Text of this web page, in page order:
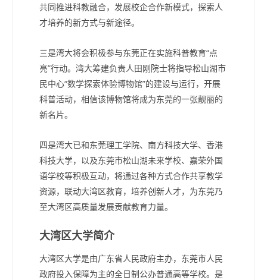
共同推进科教融合，发展校企合作新模式，探索人
才培养的新方式与新途径。
三是湾大将会积极参与东莞正在实施科普教育“点
亮”行动。湾大筹建负责人田刚院士将指导松山湖市
民中心“数学探索体验博物馆”的建设与运行，开展
科普活动，相信该博物馆将成为东莞的一张靓丽的
新名片。
四是湾大已和东莞理工学院、南方科技大学、香港
科技大学，以及东莞市松山湖未来学校、嘉荣外国
语学校等积极互动，将通过各种方式合作共享教学
资源，联动大湾区教育，培养创新人才，为东莞乃
至大湾区高质量发展贡献教育力量。
大湾区大学简介
大湾区大学是由广东省人民政府主办，东莞市人民
政府投入保障为主的全日制公办普通高等学校。是